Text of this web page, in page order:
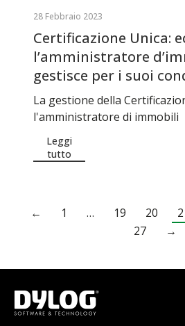
28 Febbraio 2023
Certificazione Unica:
l’amministratore
gestisce per i suoi
La gestione della
l'amministratore di immobili
Leggi
tutto
← 1 … 19 20
27
→